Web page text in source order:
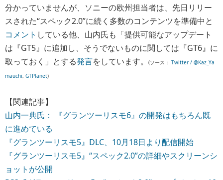
分かっていませんが、ソニーの欧州担当者は、先日リリー
スされた“スペック2.0”に続く多数のコンテンツを準備中と
コメント している他、山内氏も「提供可能なアップデート
は『GT5』に追加し、そうでないものに関しては『GT6』に
取っておく」とする発言をしています。 (ソース： Twitter / @Kaz_Ya
mauchi, GTPlanet)
【関連記事】
山内一典氏： 『グランツーリスモ6』の開発はもちろん既
に進めている
『グランツーリスモ5』DLC、10月18日より配信開始
『グランツーリスモ5』“スペック2.0”の詳細やスクリーンシ
ョットが公開